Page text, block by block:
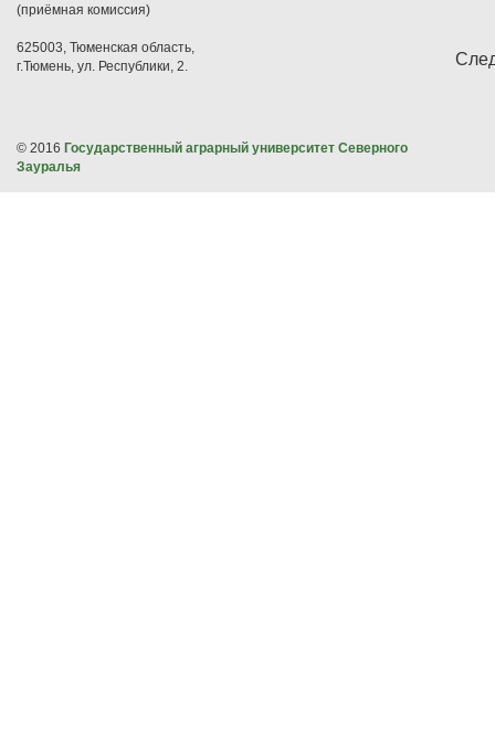
(приёмная комиссия)
625003, Тюменская область,
г.Тюмень, ул. Республики, 2.
© 2016 Государственный аграрный университет Северного
Зауралья